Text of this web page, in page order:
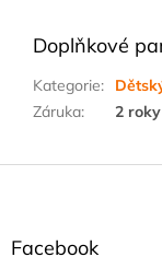
Doplňkové
Kategorie:
Záruka: 2 roky
Z
Facebook